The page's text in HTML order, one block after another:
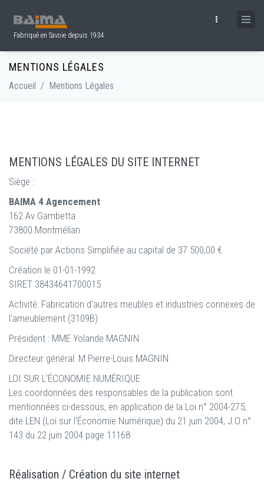
Fabriqué en Savoie depuis 1934
MENTIONS LÉGALES
Accueil / Mentions Légales
MENTIONS LÉGALES DU SITE INTERNET
Siège :
BAIMA 4 Agencement
162 Av Gambetta
73800 Montmélian
Société par Actions Simplifiée au capital de 37 500,00 €
Création le 01-01-1992
SIRET 38434641700015
Activité: Fabrication d'autres meubles et industries connexes de
l'ameublement (3109B)
Président : MME Yolande MAGNIN
Directeur général: M Pierre-Louis MAGNIN
LOI SUR L'ÉCONOMIE NUMÉRIQUE
Les coordonnées des responsables de la publication sont
mentionnées ci-dessous, en application de la Loi n° 2004-275,
dite LEN (Loi sur l'Économie Numérique) du 21 juin 2004, J.O n°
143 du 22 juin 2004 page 11168
Réalisation / Création du site internet